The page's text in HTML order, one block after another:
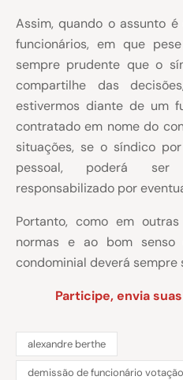
Assim, quando o assunto
funcionários, em que
sempre prudente que o
compartilhe das
estivermos diante de um
contratado em nome do
situações, se o síndico
pessoal, poderá
responsabilizado por
Portanto, como em
normas e ao bom
condominial deverá sempre
Participe, envia
alexandre berthe
demissão de funcionário